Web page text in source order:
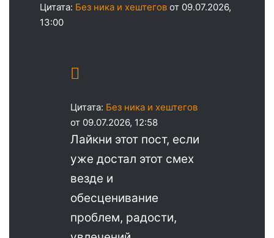
Цитата: Без ника и хештегов от 09.07.2026,
13:00
Цитата: Без ника и хештегов
от 09.07.2026, 12:58
Лайкни этот пост, если
уже достал этот смех
везде и
обесценивание
проблем, радости,